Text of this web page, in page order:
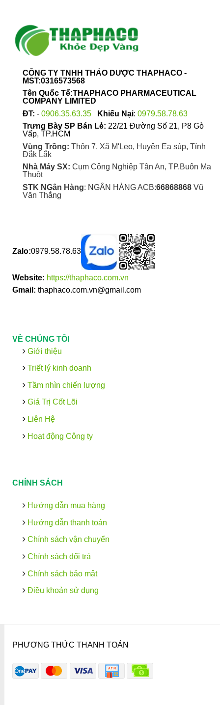
CÔNG TY TNHH THẢO DƯỢC THAPHACO -
MST:0316573568
Tên Quốc Tế:THAPHACO PHARMACEUTICAL
COMPANY LIMITED
ĐT: - 0906.35.63.35 Khiếu Nại: 0979.58.78.63
Trưng Bày SP Bán Lẻ: 22/21 Đường Số 21, P8 Gò
Vấp, TP.HCM
Vùng Trồng: Thôn 7, Xã M'Leo, Huyện Ea súp, Tỉnh
Đắk Lắk
Nhà Máy SX: Cụm Công Nghiệp Tân An, TP.Buôn Ma
Thuột
STK NGân Hàng: NGÂN HÀNG ACB:66868868Vũ
Văn Thắng
Zalo:0979.58.78.63
Website: https://thaphaco.com.vn
Gmail: thaphaco.com.vn@gmail.com
VỀ CHÚNG TÔI
Giới thiệu
Triết lý kinh doanh
Tầm nhìn chiến lượng
Giá Trị Cốt Lõi
Liên Hệ
Hoạt động Công ty
CHÍNH SÁCH
Hướng dẫn mua hàng
Hướng dẫn thanh toán
Chính sách vận chuyển
Chính sách đổi trả
Chính sách bảo mật
Điều khoản sử dụng
PHƯƠNG THỨC THANH TOÁN